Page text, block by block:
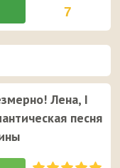
7
Лена, I
песня